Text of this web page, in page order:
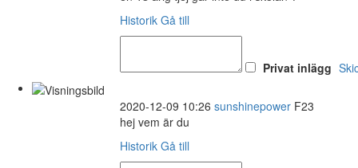
Historik Gå till
Privat inlägg
2020-12-09 10:26 sunshinepower F23
hej vem är du
Historik Gå till